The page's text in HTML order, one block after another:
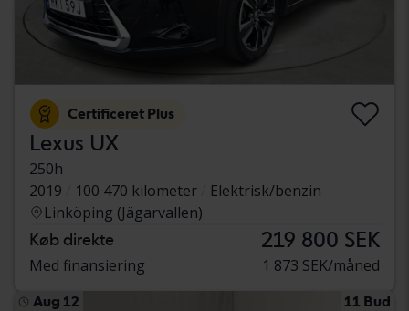
Certificeret Plus
Lexus UX
250h
2019
100 470 kilometer
Elektrisk/benzin
Linköping (Jägarvallen)
Køb direkte 219 800 SEK
Med finansiering 1 873 SEK/måned
Aug 12 11 Bud